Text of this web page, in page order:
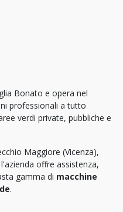
Bonato e opera nel
professionali a tutto
verdi private, pubbliche e
Maggiore (Vicenza),
offre assistenza,
gamma di macchine
.